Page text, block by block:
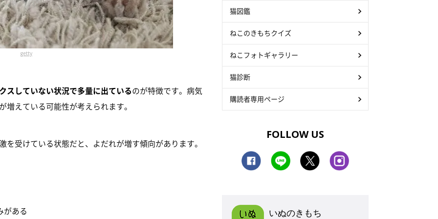
getty
スしていない状況で多量に出ているのが特徴です。病気
えている可能性が考えられます。
受けている状態だと、よだれが増す傾向があります。
がある
猫図鑑
ねこのきもちクイズ
ねこフォトギャラリー
猫診断
購読者専用ページ
FOLLOW US
いぬのきもち